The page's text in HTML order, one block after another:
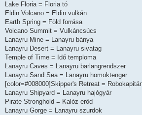
Lake Floria = Floria tó
Eldin Volcano = Eldin vulkán
Earth Spring = Föld forrása
Volcano Summit = Vulkáncsúcs
Lanayru Mine = Lanayru bánya
Lanayru Desert = Lanayru sivatag
Temple of Time = Idő temploma
Lanayru Caves = Lanayru barlangrendszer
Lanayru Sand Sea = Lanayru homoktenger
[color=#008000]Skipper's Retreat =
Lanayru Shipyard = Lanayru hajógyár
Pirate Stronghold = Kalóz erőd
Lanayru Gorge = Lanayru szurdok